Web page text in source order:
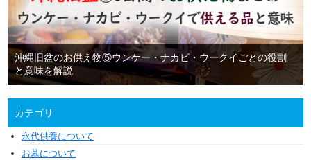
沖縄旧盆のお供え物⑤ウンケー・ナカビ・ウークイごとの役割
と意味を解説
カテゴリ
永代供養について
お墓について